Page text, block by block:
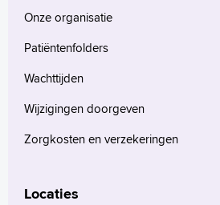
Onze organisatie
Patiëntenfolders
Wachttijden
Wijzigingen doorgeven
Zorgkosten en verzekeringen
Locaties